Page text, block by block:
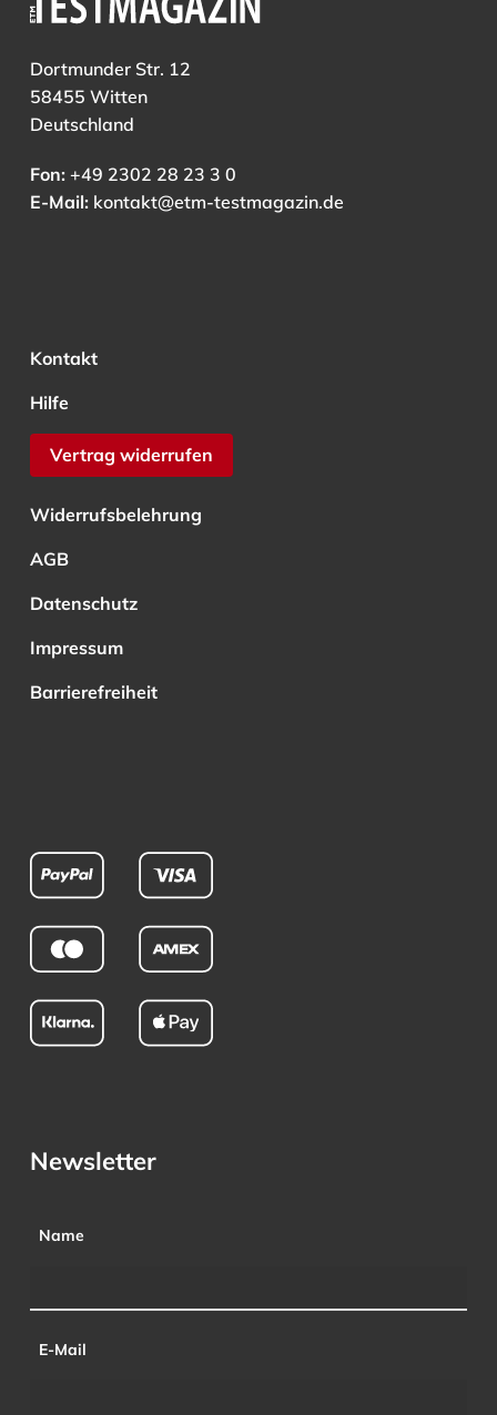
Dortmunder Str. 12
58455 Witten
Deutschland
Fon:+49 2302 28 23 3 0
E-Mail: kontakt@etm-testmagazin.de
Kontakt
Hilfe
Vertrag widerrufen
Widerrufsbelehrung
AGB
Datenschutz
Impressum
Barrierefreiheit
Newsletter
Name
E-Mail